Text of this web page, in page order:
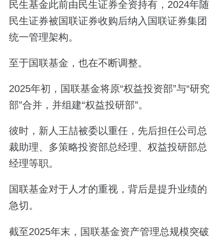
民生基金此前由民生证券全资持有，2024年随
民生证券被国联证券收购后纳入国联证券集团
统一管理架构。
至于国联基金，也在不断调整。
2025年初，国联基金将原“权益投资部”与“研究
部”合并，并组建“权益投研部”。
彼时，新人王喆被委以重任，先后担任公司总
裁助理、多策略投资部总经理、权益投研部总
经理等职。
国联基金对于人才的重视，背后是提升业绩的
急切。
截至2025年末，国联基金资产管理总规模突破